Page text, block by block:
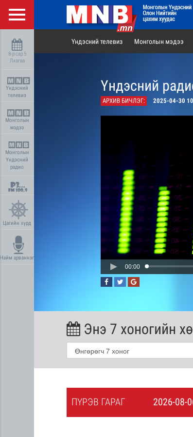
8-р сар 5
Лхагва
Үндэсний
телевиз
Монголын
мэдээ
Монголын
Үндэсний
радио
Цагийн хүрд
Найм арваннэг
Үндэсний телевиз Монголын мэдээ
Үндэсний
АРХИВ БИЧЛЭГ: 2025-04-30
00:00
Энэ 7 хоногийн
2026-08-
ПҮРЭВ ГАРАГ